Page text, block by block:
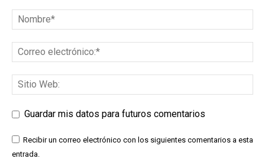
Guardar mis datos para futuros comentarios
Recibir un correo electrónico con los siguientes comentarios a esta
entrada.